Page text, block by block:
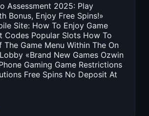
Assessment 2025: Play
Bonus, Enjoy Free Spins!»
Site: How To Enjoy Game
Codes Popular Slots How To
The Game Menu Within The On
«Brand New Games Ozwin
Gaming Game Restrictions
Free Spins No Deposit At